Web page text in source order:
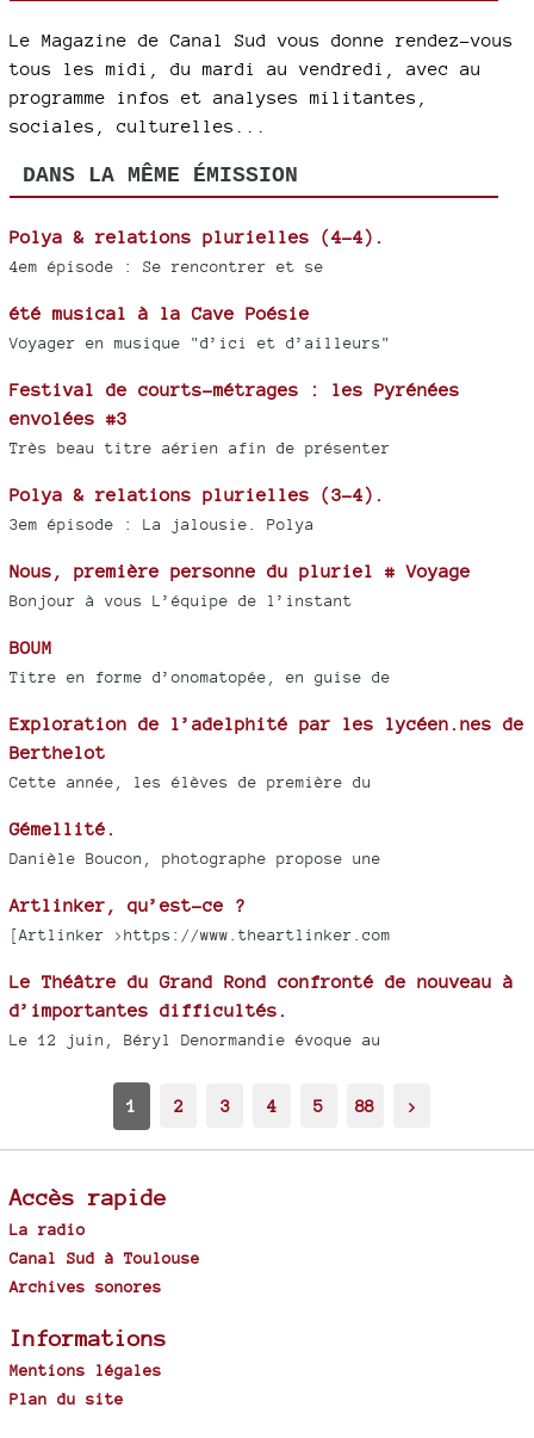
Le Magazine de Canal Sud vous donne rendez-vous
tous les midi, du mardi au vendredi, avec au
programme infos et analyses militantes,
sociales, culturelles...
DANS LA MÊME ÉMISSION
Polya & relations plurielles (4-4).
4em épisode : Se rencontrer et se
été musical à la Cave Poésie
Voyager en musique "d’ici et d’ailleurs"
Festival de courts-métrages : les Pyrénées
envolées #3
Très beau titre aérien afin de présenter
Polya & relations plurielles (3-4).
3em épisode : La jalousie. Polya
Nous, première personne du pluriel # Voyage
Bonjour à vous L’équipe de l’instant
BOUM
Titre en forme d’onomatopée, en guise de
Exploration de l’adelphité par les lycéen.nes de
Berthelot
Cette année, les élèves de première du
Gémellité.
Danièle Boucon, photographe propose une
Artlinker, qu’est-ce ?
[Artlinker >https://www.theartlinker.com
Le Théâtre du Grand Rond confronté de nouveau à
d’importantes difficultés.
Le 12 juin, Béryl Denormandie évoque au
1 2 3 4 5 88 >
Accès rapide
La radio
Canal Sud à Toulouse
Archives sonores
Informations
Mentions légales
Plan du site